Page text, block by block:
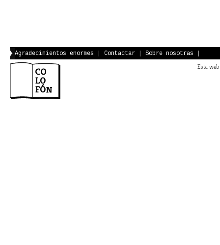
Agradecimientos enormes Contactar Sobre nosotras
Esta